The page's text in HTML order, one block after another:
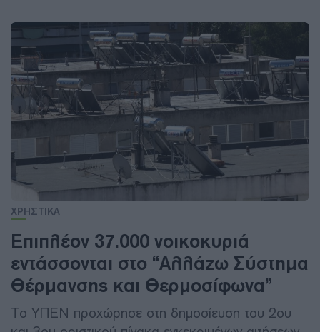
ΧΡΗΣΤΙΚΑ
Επιπλέον 37.000 νοικοκυριά
εντάσσονται στο “Αλλάζω Σύστημα
Θέρμανσης και Θερμοσίφωνα”
Το ΥΠΕΝ προχώρησε στη δημοσίευση του 2ου